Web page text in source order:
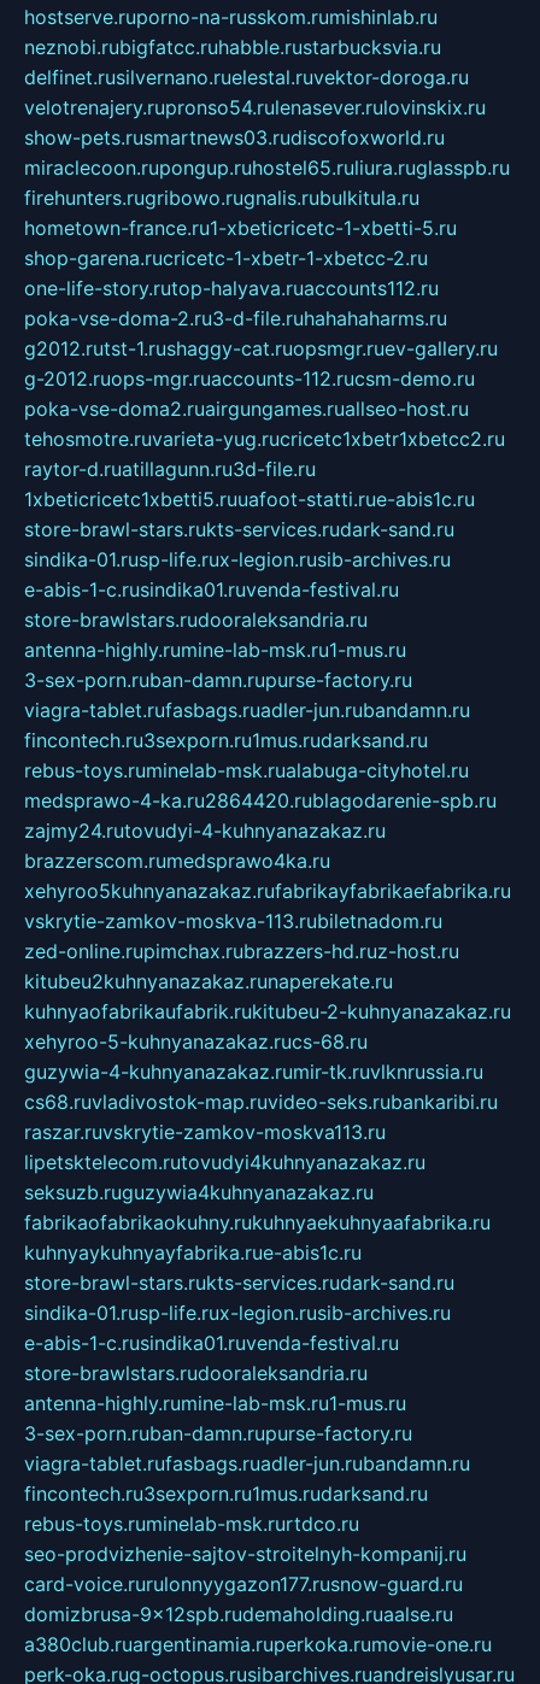
hostserve.ruporno-na-russkom.rumishinlab.ru
neznobi.rubigfatcc.ruhabble.rustarbucksvia.ru
delfinet.rusilvernano.ruelestal.ruvektor-doroga.ru
velotrenajery.rupronso54.rulenasever.rulovinskix.ru
show-pets.rusmartnews03.rudiscofoxworld.ru
miraclecoon.rupongup.ruhostel65.ruliura.ruglasspb.ru
firehunters.rugribowo.rugnalis.rubulkitula.ru
hometown-france.ru1-xbeticricetc-1-xbetti-5.ru
shop-garena.rucricetc-1-xbetr-1-xbetcc-2.ru
one-life-story.rutop-halyava.ruaccounts112.ru
poka-vse-doma-2.ru3-d-file.ruhahahaharms.ru
g2012.rutst-1.rushaggy-cat.ruopsmgr.ruev-gallery.ru
g-2012.ruops-mgr.ruaccounts-112.rucsm-demo.ru
poka-vse-doma2.ruairgungames.ruallseo-host.ru
tehosmotre.ruvarieta-yug.rucricetc1xbetr1xbetcc2.ru
raytor-d.ruatillagunn.ru3d-file.ru
1xbeticricetc1xbetti5.ruuafoot-statti.rue-abis1c.ru
store-brawl-stars.rukts-services.rudark-sand.ru
sindika-01.rusp-life.rux-legion.rusib-archives.ru
e-abis-1-c.rusindika01.ruvenda-festival.ru
store-brawlstars.rudooraleksandria.ru
antenna-highly.rumine-lab-msk.ru1-mus.ru
3-sex-porn.ruban-damn.rupurse-factory.ru
viagra-tablet.rufasbags.ruadler-jun.rubandamn.ru
fincontech.ru3sexporn.ru1mus.rudarksand.ru
rebus-toys.ruminelab-msk.rualabuga-cityhotel.ru
medsprawo-4-ka.ru2864420.rublagodarenie-spb.ru
zajmy24.rutovudyi-4-kuhnyanazakaz.ru
brazzerscom.rumedsprawo4ka.ru
xehyroo5kuhnyanazakaz.rufabrikayfabrikaefabrika.ru
vskrytie-zamkov-moskva-113.rubiletnadom.ru
zed-online.rupimchax.rubrazzers-hd.ruz-host.ru
kitubeu2kuhnyanazakaz.runaperekate.ru
kuhnyaofabrikaufabrik.rukitubeu-2-kuhnyanazakaz.ru
xehyroo-5-kuhnyanazakaz.rucs-68.ru
guzywia-4-kuhnyanazakaz.rumir-tk.ruvlknrussia.ru
cs68.ruvladivostok-map.ruvideo-seks.rubankaribi.ru
raszar.ruvskrytie-zamkov-moskva113.ru
lipetsktelecom.rutovudyi4kuhnyanazakaz.ru
seksuzb.ruguzywia4kuhnyanazakaz.ru
fabrikaofabrikaokuhny.rukuhnyaekuhnyaafabrika.ru
kuhnyaykuhnyayfabrika.rue-abis1c.ru
store-brawl-stars.rukts-services.rudark-sand.ru
sindika-01.rusp-life.rux-legion.rusib-archives.ru
e-abis-1-c.rusindika01.ruvenda-festival.ru
store-brawlstars.rudooraleksandria.ru
antenna-highly.rumine-lab-msk.ru1-mus.ru
3-sex-porn.ruban-damn.rupurse-factory.ru
viagra-tablet.rufasbags.ruadler-jun.rubandamn.ru
fincontech.ru3sexporn.ru1mus.rudarksand.ru
rebus-toys.ruminelab-msk.rurtdco.ru
seo-prodvizhenie-sajtov-stroitelnyh-kompanij.ru
card-voice.rurulonnyygazon177.rusnow-guard.ru
domizbrusa-9x12spb.rudemaholding.ruaalse.ru
a380club.ruargentinamia.ruperkoka.rumovie-one.ru
perk-oka.rug-octopus.rusibarchives.ruandreislyusar.ru